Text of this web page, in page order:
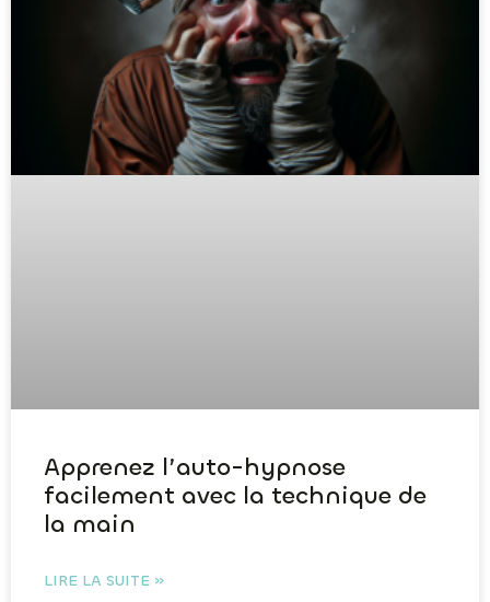
Apprenez l’auto-hypnose
facilement avec la technique de
la main
LIRE LA SUITE »